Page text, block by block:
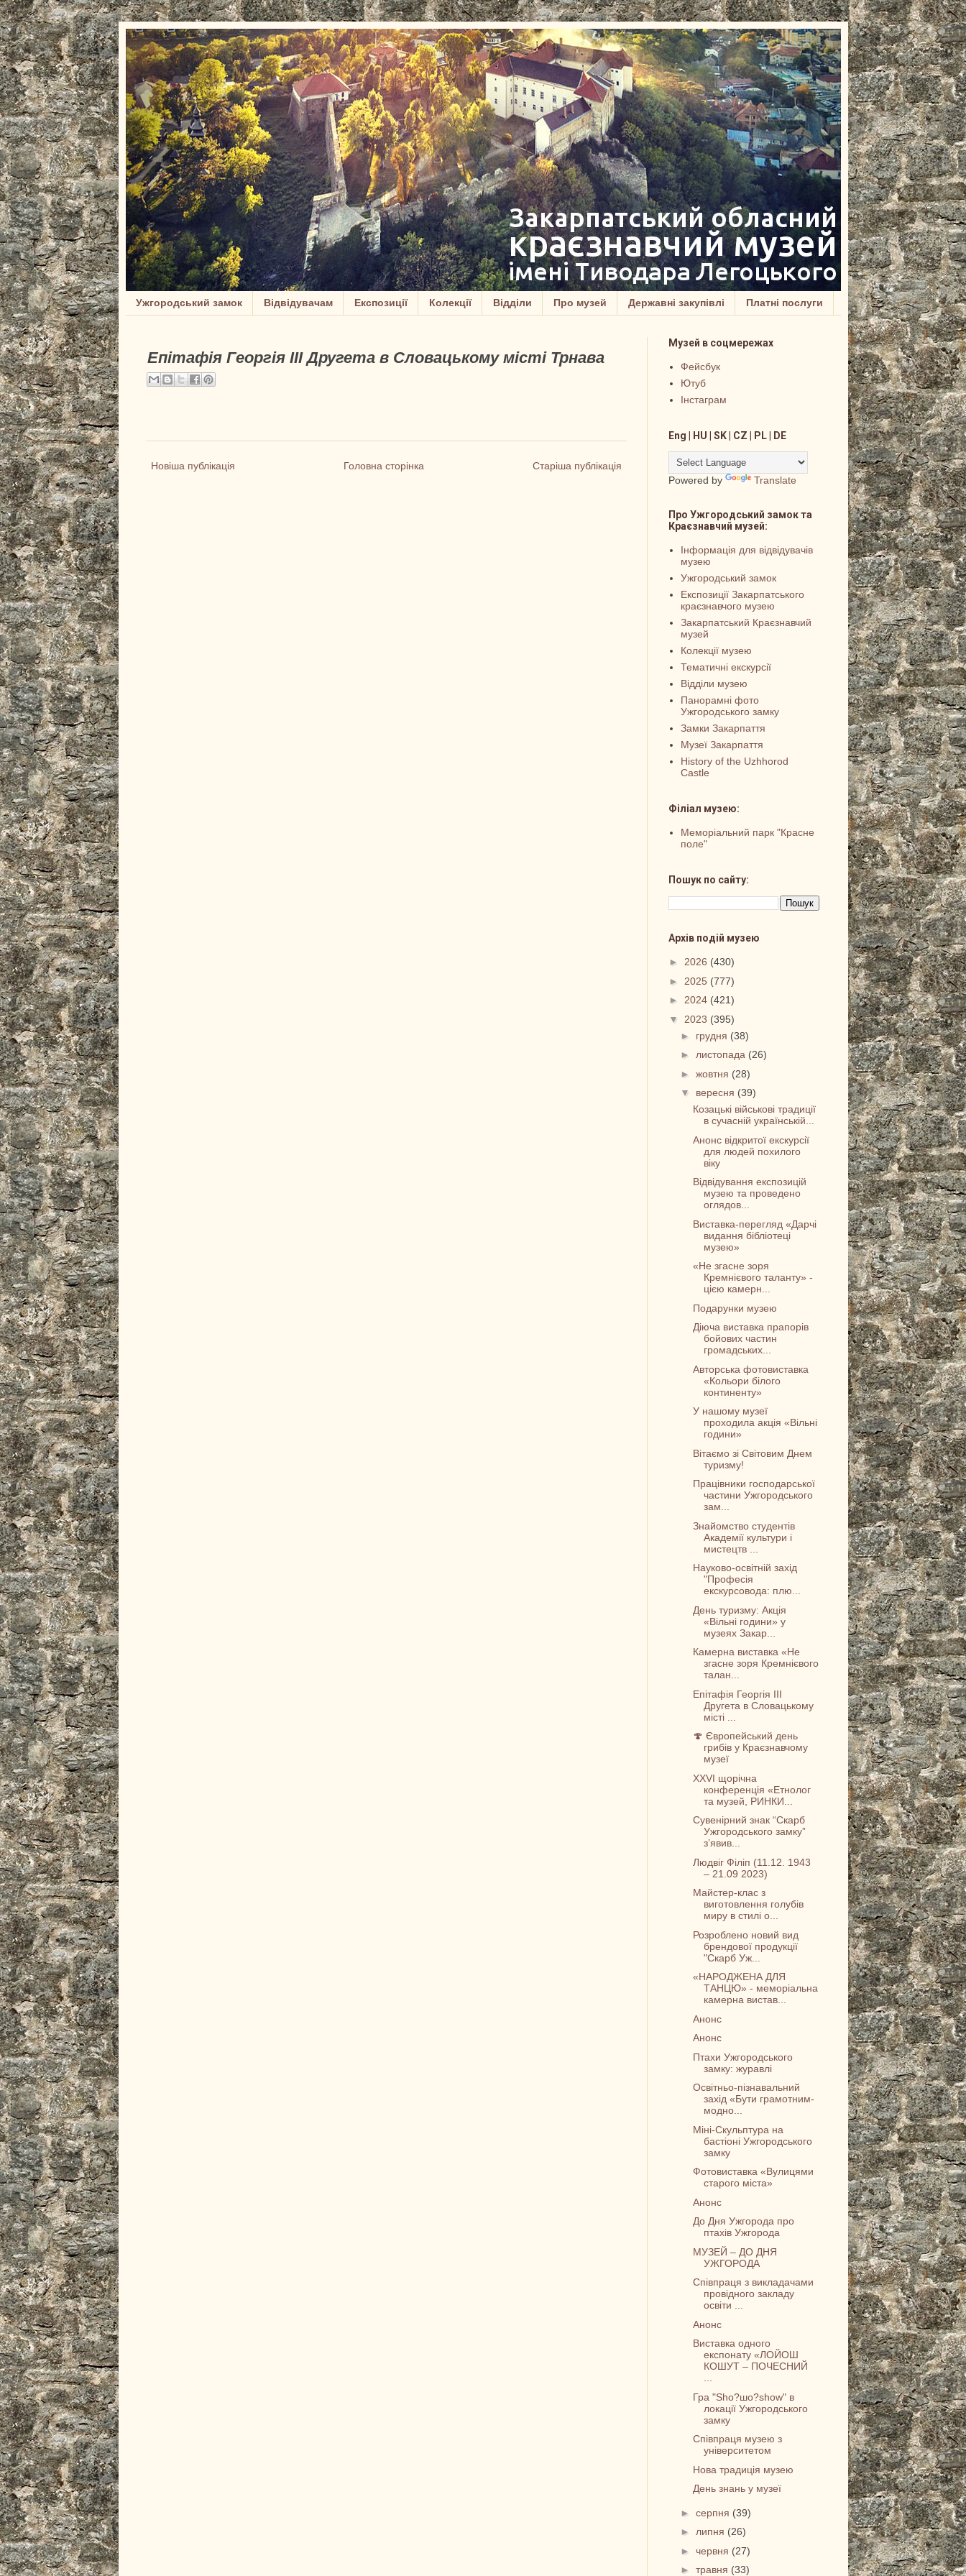
Ужгородський замок Відвідувачам Експозиції Колекції Відділи Про музей Державні закупівлі Платні послуги
Епітафія Георгія III Другета в Словацькому місті Трнава
Новіша публікація Старіша публікація
Головна сторінка
Музей в соцмережах
Фейсбук
Ютуб
Інстаграм
Eng | HU | SK | CZ | PL | DE
Powered by Translate
Про Ужгородський замок та
Краєзнавчий музей:
Інформація для відвідувачів
музею
Ужгородський замок
Експозиції Закарпатського
краєзнавчого музею
Закарпатський Краєзнавчий
музей
Колекції музею
Тематичні екскурсії
Відділи музею
Панорамні фото
Ужгородського замку
Замки Закарпаття
Музеї Закарпаття
History of the Uzhhorod
Castle
Філіал музею:
Меморіальний парк "Красне
поле"
Пошук по сайту:
Архів подій музею
► 2026 (430)
► 2025 (777)
► 2024 (421)
▼ 2023 (395)
► грудня (38)
►листопада (26)
►жовтня (28)
▼ вересня (39)
Козацькі військові традиції
в сучасній українській...
Анонс відкритої екскурсії
для людей похилого
віку
Відвідування експозицій
музею та проведено
оглядов...
Виставка-перегляд «Дарчі
видання бібліотеці
музею»
«Не згасне зоря
Кремнієвого таланту» -
цією камерн...
Подарунки музею
Діюча виставка прапорів
бойових частин
громадських...
Авторська фотовиставка
«Кольори білого
континенту»
У нашому музеї
проходила акція «Вільні
години»
Вітаємо зі Світовим Днем
туризму!
Працівники господарської
частини Ужгородського
зам...
Знайомство студентів
Академії культури і
мистецтв ...
Науково-освітній захід
"Професія
екскурсовода: плю...
День туризму: Акція
«Вільні години» у
музеях Закар...
Камерна виставка «Не
згасне зоря Кремнієвого
талан...
Епітафія Георгія III
Другета в Словацькому
місті ...
🍄 Європейський день
грибів у Краєзнавчому
музеї
XXVI щорічна
конференція «Етнолог
та музей, РИНКИ...
Сувенірний знак “Скарб
Ужгородського замку”
з’явив...
Людвіг Філіп (11.12. 1943
– 21.09 2023)
Майстер-клас з
виготовлення голубів
миру в стилі о...
Розроблено новий вид
брендової продукції
"Скарб Уж...
«НАРОДЖЕНА ДЛЯ
ТАНЦЮ» - меморіальна
камерна вистав...
Анонс
Анонс
Птахи Ужгородського
замку: журавлі
Освітньо-пізнавальний
захід «Бути грамотним-
модно...
Міні-Скульптура на
бастіоні Ужгородського
замку
Фотовиставка «Вулицями
старого міста»
Анонс
До Дня Ужгорода про
птахів Ужгорода
МУЗЕЙ – ДО ДНЯ
УЖГОРОДА
Співпраця з викладачами
провідного закладу
освіти ...
Анонс
Виставка одного
експонату «ЛОЙОШ
КОШУТ – ПОЧЕСНИЙ
...
Гра "Sho?шо?show" в
локації Ужгородського
замку
Співпраця музею з
університетом
Нова традиція музею
День знань у музеї
►серпня (39)
►липня (26)
►червня (27)
►травня (33)